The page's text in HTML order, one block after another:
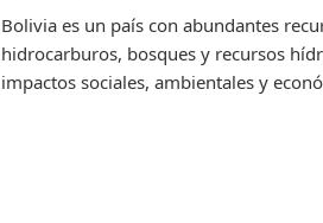
Bolivia es un país con abundantes
hidrocarburos, bosques y recursos
impactos sociales, ambientales y